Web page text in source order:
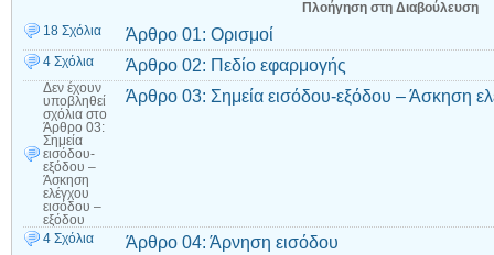
Πλοήγηση στη Διαβούλευση
18 Σχόλια
Άρθρο 01: Ορισμοί
4 Σχόλια Άρθρο 02: Πεδίο εφαρμογής
Δεν έχουν
υποβληθεί
σχόλια στο
Άρθρο 03:
Σημεία
εισόδου-
εξόδου –
Άσκηση
ελέγχου
εισόδου –
εξόδου
Άρθρο 03: Σημεία εισόδου-εξόδου – Άσκηση
4 Σχόλια Άρθρο 04: Άρνηση εισόδου